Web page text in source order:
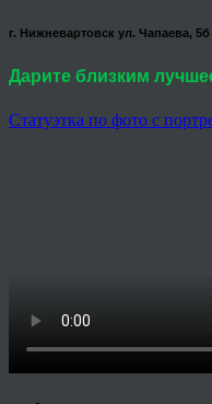
г. Нижневартовск ул. Чапаева, 5б
Дарите близким
Статуэтка по фото с